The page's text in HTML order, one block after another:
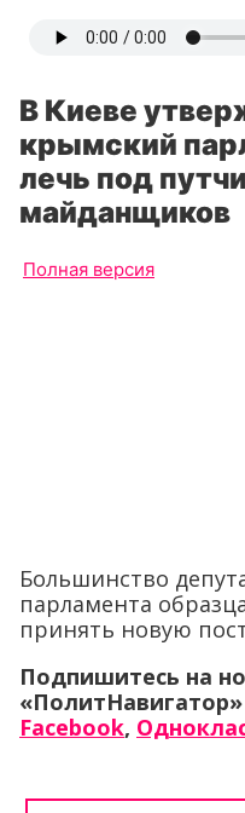
В Киеве
крымский
лечь под
майданщиков
Полная версия
Большинство
парламента
принять новую
Подпишитесь на
Facebook,